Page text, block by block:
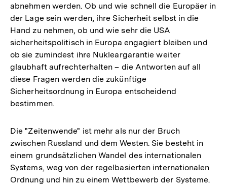
abnehmen werden. Ob und wie schnell die Europäer in
der Lage sein werden, ihre Sicherheit selbst in die
Hand zu nehmen, ob und wie sehr die USA
sicherheitspolitisch in Europa engagiert bleiben und
ob sie zumindest ihre Nukleargarantie weiter
glaubhaft aufrechterhalten – die Antworten auf all
diese Fragen werden die zukünftige
Sicherheitsordnung in Europa entscheidend
bestimmen.
Die "Zeitenwende" ist mehr als nur der Bruch
zwischen Russland und dem Westen. Sie besteht in
einem grundsätzlichen Wandel des internationalen
Systems, weg von der regelbasierten internationalen
Ordnung und hin zu einem Wettbewerb der Systeme.